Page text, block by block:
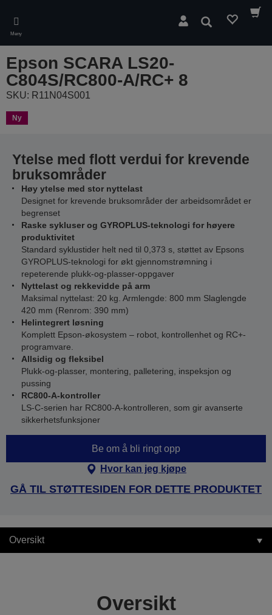
main
content
Meny
Søk
Epson SCARA LS20-
C804S/RC800-A/RC+ 8
SKU: R11N04S001
Ny
Ytelse med flott verdui for krevende
bruksområder
Høy ytelse med stor nyttelast
Designet for krevende bruksområder der arbeidsområdet er
begrenset
Raske sykluser og GYROPLUS-teknologi for høyere
produktivitet
Standard syklustider helt ned til 0,373 s, støttet av Epsons
GYROPLUS-teknologi for økt gjennomstrømning i
repeterende plukk-og-plasser-oppgaver
Nyttelast og rekkevidde på arm
Maksimal nyttelast: 20 kg. Armlengde: 800 mm Slaglengde
420 mm (Renrom: 390 mm)
Helintegrert løsning
Komplett Epson-økosystem – robot, kontrollenhet og RC+-
programvare.
Allsidig og fleksibel
Plukk-og-plasser, montering, palletering, inspeksjon og
pussing
RC800-A-kontroller
LS‑C-serien har RC800‑A-kontrolleren, som gir avanserte
sikkerhetsfunksjoner
Be om å bli ringt opp
Hvor kan jeg kjøpe
GÅ TIL STØTTESIDEN FOR DETTE PRODUKTET
Oversikt
Oversikt